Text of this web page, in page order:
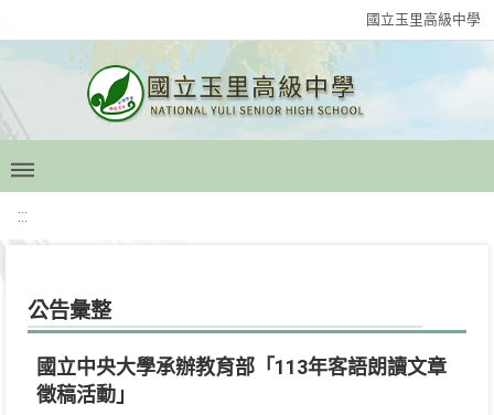
國立玉里高級中學
:::
公告彙整
國立中央大學承辦教育部「113年客語朗讀文章
徵稿活動」